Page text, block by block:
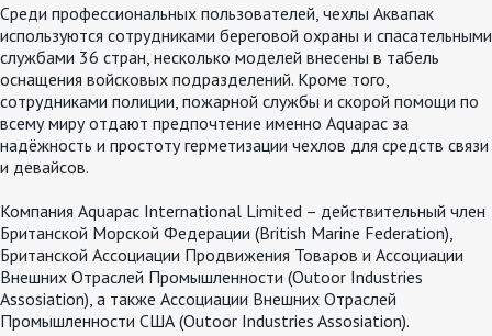
Среди профессиональных пользователей, чехлы Аквапак
используются сотрудниками береговой охраны и спасательными
службами 36 стран, несколько моделей внесены в табель
оснащения войсковых подразделений. Кроме того,
сотрудниками полиции, пожарной службы и скорой помощи по
всему миру отдают предпочтение именно Aquapac за
надёжность и простоту герметизации чехлов для средств связи
и девайсов.
Компания Aquapac International Limited – действительный член
Британской Морской Федерации (British Marine Federation),
Британской Ассоциации Продвижения Товаров и Ассоциации
Внешних Отраслей Промышленности (Outoor Industries
Assosiation), а также Ассоциации Внешних Отраслей
Промышленности США (Outoor Industries Assosiation).